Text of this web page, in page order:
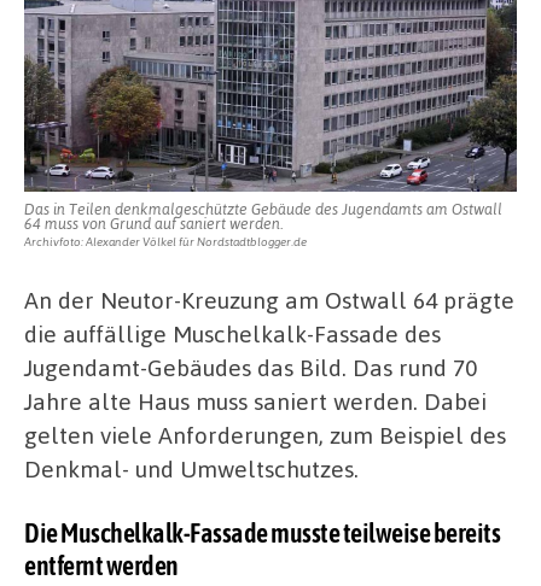
Das in Teilen denkmalgeschützte Gebäude des Jugendamts am Ostwall
64 muss von Grund auf saniert werden.
Archivfoto: Alexander Völkel für Nordstadtblogger.de
An der Neutor-Kreuzung am Ostwall 64 prägte
die auffällige Muschelkalk-Fassade des
Jugendamt-Gebäudes das Bild. Das rund 70
Jahre alte Haus muss saniert werden. Dabei
gelten viele Anforderungen, zum Beispiel des
Denkmal- und Umweltschutzes.
Die Muschelkalk-Fassade musste teilweise bereits
entfernt werden